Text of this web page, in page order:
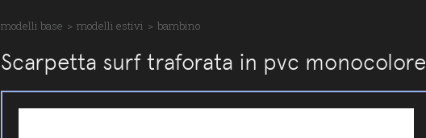
modelli base > modelli estivi > bambino
Scarpetta surf traforata in pvc monocolore